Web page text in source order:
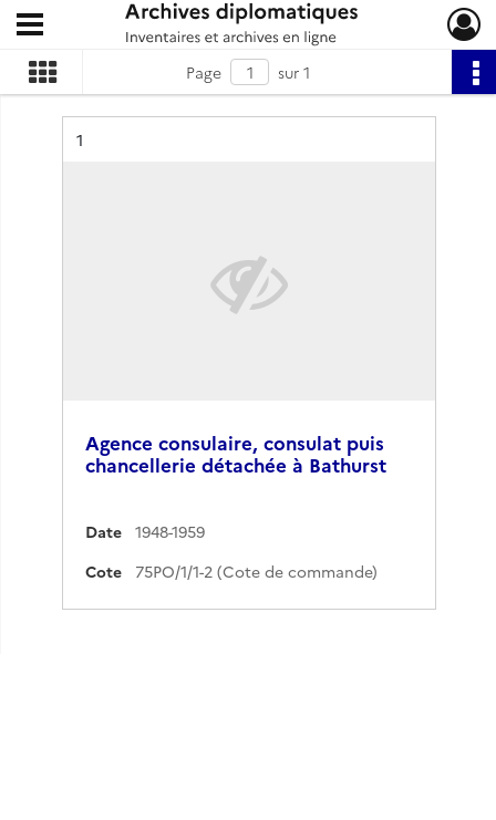
Archives diplomatiques
Ouvrir le menu déroulant
Page sur 1
Résultat n°
1
Agence consulaire, consulat puis
chancellerie détachée à Bathurst
Date
1948-1959
Cote
75PO/1/1-2 (Cote de commande)